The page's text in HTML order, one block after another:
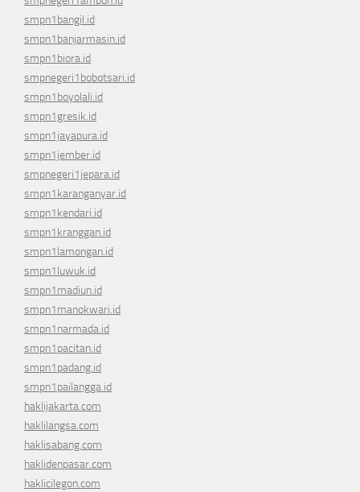
smpn1bangil.id
smpn1banjarmasin.id
smpn1biora.id
smpnegeri1bobotsari.id
smpn1boyolali.id
smpn1gresik.id
smpn1jayapura.id
smpn1jember.id
smpnegeri1jepara.id
smpn1karanganyar.id
smpn1kendari.id
smpn1kranggan.id
smpn1lamongan.id
smpn1luwuk.id
smpn1madiun.id
smpn1manokwari.id
smpn1narmada.id
smpn1pacitan.id
smpn1padang.id
smpn1pailangga.id
haklijakarta.com
haklilangsa.com
haklisabang.com
haklidenpasar.com
haklicilegon.com